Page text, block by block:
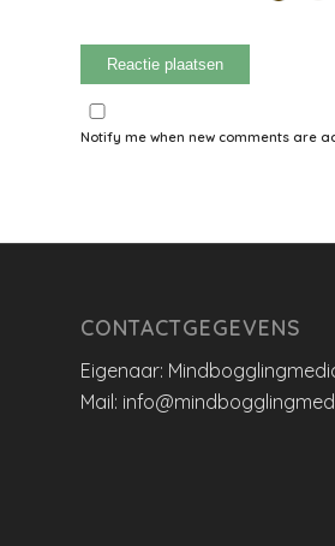
Notify me when new comments are
CONTACTGEGEVENS
Eigenaar:
Mail: